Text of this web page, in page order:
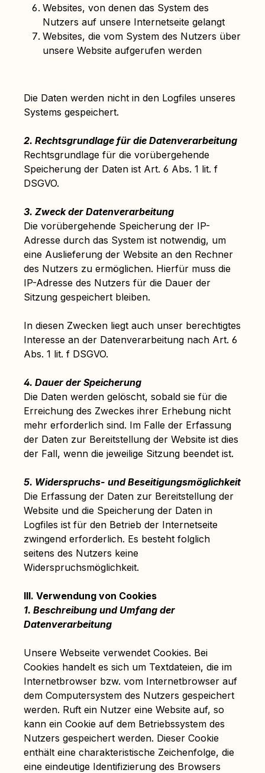
Websites, von denen das System des
Nutzers auf unsere Internetseite gelangt
Websites, die vom System des Nutzers über
unsere Website aufgerufen werden
Die Daten werden nicht in den Logfiles unseres
Systems gespeichert.
2. Rechtsgrundlage für die Datenverarbeitung
Rechtsgrundlage für die vorübergehende
Speicherung der Daten ist Art. 6 Abs. 1 lit. f
DSGVO.
3. Zweck der Datenverarbeitung
Die vorübergehende Speicherung der IP-
Adresse durch das System ist notwendig, um
eine Auslieferung der Website an den Rechner
des Nutzers zu ermöglichen. Hierfür muss die
IP-Adresse des Nutzers für die Dauer der
Sitzung gespeichert bleiben.
In diesen Zwecken liegt auch unser berechtigtes
Interesse an der Datenverarbeitung nach Art. 6
Abs. 1 lit. f DSGVO.
4. Dauer der Speicherung
Die Daten werden gelöscht, sobald sie für die
Erreichung des Zweckes ihrer Erhebung nicht
mehr erforderlich sind. Im Falle der Erfassung
der Daten zur Bereitstellung der Website ist dies
der Fall, wenn die jeweilige Sitzung beendet ist.
5. Widerspruchs- und Beseitigungsmöglichkeit
Die Erfassung der Daten zur Bereitstellung der
Website und die Speicherung der Daten in
Logfiles ist für den Betrieb der Internetseite
zwingend erforderlich. Es besteht folglich
seitens des Nutzers keine
Widerspruchsmöglichkeit.
III. Verwendung von Cookies
1. Beschreibung und Umfang der
Datenverarbeitung
Unsere Webseite verwendet Cookies. Bei
Cookies handelt es sich um Textdateien, die im
Internetbrowser bzw. vom Internetbrowser auf
dem Computersystem des Nutzers gespeichert
werden. Ruft ein Nutzer eine Website auf, so
kann ein Cookie auf dem Betriebssystem des
Nutzers gespeichert werden. Dieser Cookie
enthält eine charakteristische Zeichenfolge, die
eine eindeutige Identifizierung des Browsers